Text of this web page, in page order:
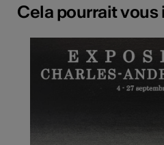
Cela pourrait